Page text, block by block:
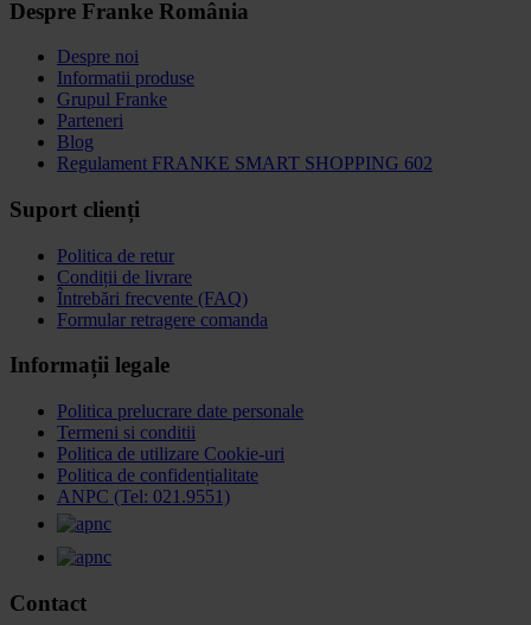
Despre Franke România
Despre noi
Informatii produse
Grupul Franke
Parteneri
Blog
Regulament FRANKE SMART SHOPPING 602
Suport clienți
Politica de retur
Condiții de livrare
Întrebări frecvente (FAQ)
Formular retragere comanda
Informații legale
Politica prelucrare date personale
Termeni si conditii
Politica de utilizare Cookie-uri
Politica de confidențialitate
ANPC (Tel: 021.9551)
Contact